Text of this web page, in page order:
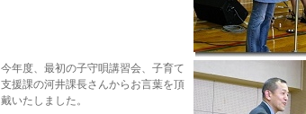
今年度、最初の子守唄講習会、子育て
支援課の河井課長さんからお言葉を頂
戴いたしました。